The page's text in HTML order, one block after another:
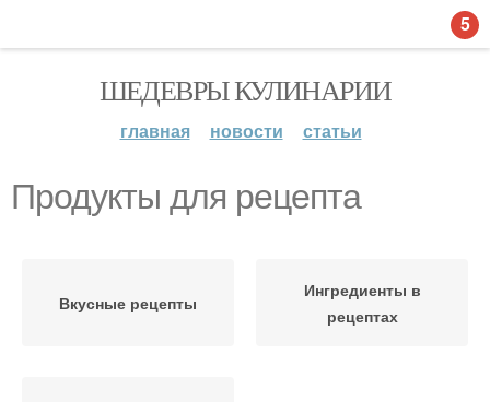
ШЕДЕВРЫ КУЛИНАРИИ
главная новости статьи
Продукты для рецепта
Вкусные рецепты
Ингредиенты в
рецептах
5